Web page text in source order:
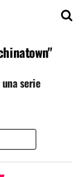
serie